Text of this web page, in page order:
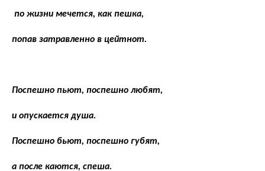
по жизни мечется, как пешка,
попав затравленно в цейтнот.
Поспешно пьют, поспешно любят,
и опускается душа.
Поспешно бьют, поспешно губят,
а после каются, спеша.